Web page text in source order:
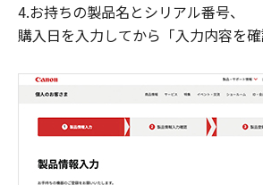
4.お持ちの製品名とシリアル番号、
購入日を入力してから「入力内容を